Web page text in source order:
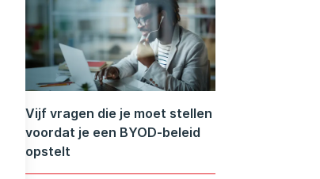
Vijf vragen die je moet stellen
voordat je een BYOD-beleid
opstelt